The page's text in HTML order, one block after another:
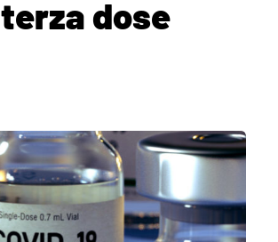
terza dose